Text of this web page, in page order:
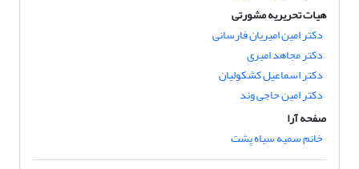
هیات تحریریه مشورتی
دکتر امین امیریان فارسانی
دکتر مجاهد امیری
دکتر اسماعیل کشکولیان
دکتر امین حاجی وند
صفحه آرا
خانم سمیه سیاه پشت